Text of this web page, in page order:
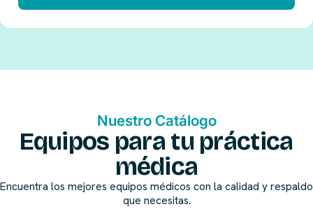
Nuestro Catálogo
Equipos para tu práctica
médica
Encuentra los mejores equipos médicos con la calidad y respaldo
que necesitas.